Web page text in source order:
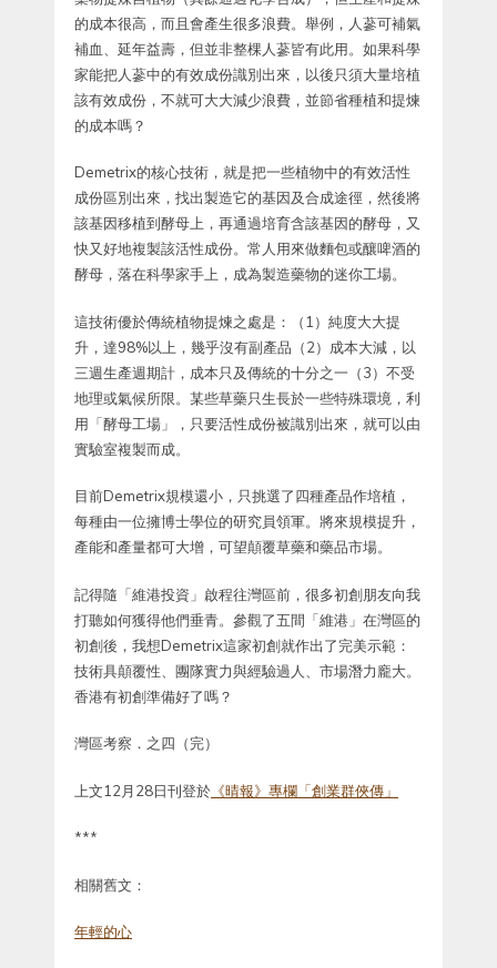
的成本很高，而且會產生很多浪費。舉例，人蔘可補氣
補血、延年益壽，但並非整棵人蔘皆有此用。如果科學
家能把人蔘中的有效成份識別出來，以後只須大量培植
該有效成份，不就可大大減少浪費，並節省種植和提煉
的成本嗎？
Demetrix的核心技術，就是把一些植物中的有效活性
成份區別出來，找出製造它的基因及合成途徑，然後將
該基因移植到酵母上，再通過培育含該基因的酵母，又
快又好地複製該活性成份。常人用來做麵包或釀啤酒的
酵母，落在科學家手上，成為製造藥物的迷你工場。
這技術優於傳統植物提煉之處是：（1）純度大大提
升，達98%以上，幾乎沒有副產品（2）成本大減，以
三週生產週期計，成本只及傳統的十分之一（3）不受
地理或氣候所限。某些草藥只生長於一些特殊環境，利
用「酵母工場」，只要活性成份被識別出來，就可以由
實驗室複製而成。
目前Demetrix規模還小，只挑選了四種產品作培植，
每種由一位擁博士學位的研究員領軍。將來規模提升，
產能和產量都可大增，可望顛覆草藥和藥品市場。
記得隨「維港投資」啟程往灣區前，很多初創朋友向我
打聽如何獲得他們垂青。參觀了五間「維港」在灣區的
初創後，我想Demetrix這家初創就作出了完美示範：
技術具顛覆性、團隊實力與經驗過人、市場潛力龐大。
香港有初創準備好了嗎？
灣區考察．之四（完）
上文12月28日刊登於 《晴報》專欄「創業群俠傳」
***
相關舊文：
年輕的心